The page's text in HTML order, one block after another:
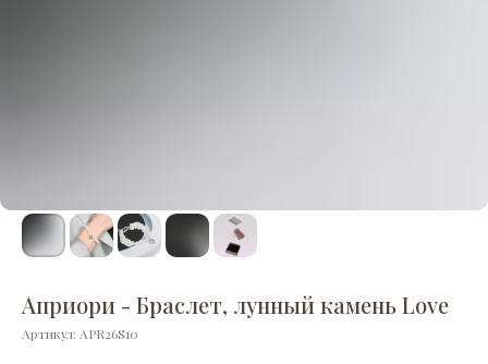
Априори - Браслет, лунный камень Love
Артикул: APR26S10